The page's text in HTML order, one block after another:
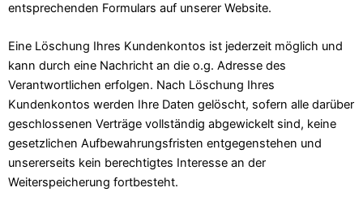
entsprechenden Formulars auf unserer Website.
Eine Löschung Ihres Kundenkontos ist jederzeit möglich und
kann durch eine Nachricht an die o.g. Adresse des
Verantwortlichen erfolgen. Nach Löschung Ihres
Kundenkontos werden Ihre Daten gelöscht, sofern alle darüber
geschlossenen Verträge vollständig abgewickelt sind, keine
gesetzlichen Aufbewahrungsfristen entgegenstehen und
unsererseits kein berechtigtes Interesse an der
Weiterspeicherung fortbesteht.